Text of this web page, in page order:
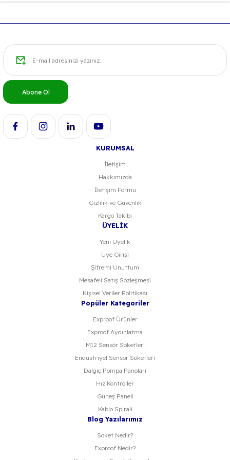
Ürün resmi kalitesiz, bozuk veya görüntülenemiyor.
Bu ürüne benzer farklı alternatifler olmalı.
Abone Ol
KURUMSAL
İletişim
Hakkımızda
İletişim Formu
Gizlilik ve Güvenlik
Kargo Takibi
ÜYELİK
Yeni Üyelik
Üye Girişi
Şifremi Unuttum
Mesafeli Satış Sözleşmesi
Kişisel Veriler Politikası
Popüler Kategoriler
Exproof Ürünler
Exproof Aydınlatma
M12 Sensör Soketleri
Endüstriyel Sensör Soketleri
Dalgıç Pompa Panoları
Hız Kontroller
Güneş Paneli
Kablo Spirali
Blog Yazılarımız
Soket Nedir?
Exproof Nedir?